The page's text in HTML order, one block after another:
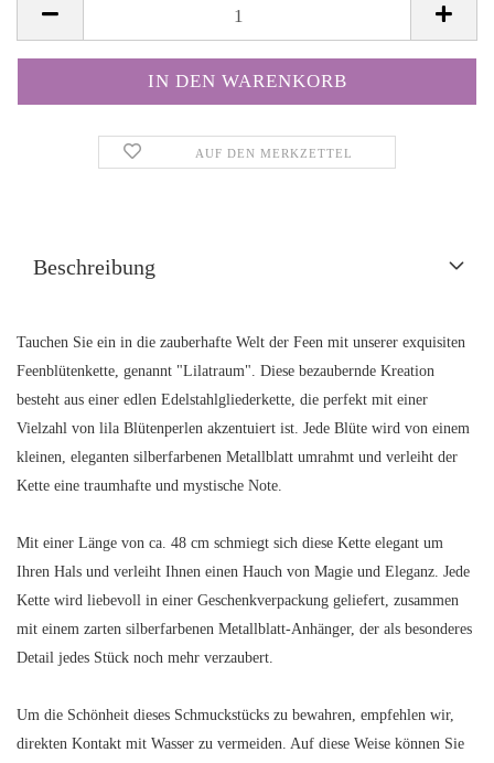
AUF DEN MERKZETTEL
Beschreibung
Tauchen Sie ein in die zauberhafte Welt der Feen mit unserer exquisiten
Feenblütenkette, genannt "Lilatraum". Diese bezaubernde Kreation
besteht aus einer edlen Edelstahlgliederkette, die perfekt mit einer
Vielzahl von lila Blütenperlen akzentuiert ist. Jede Blüte wird von einem
kleinen, eleganten silberfarbenen Metallblatt umrahmt und verleiht der
Kette eine traumhafte und mystische Note.
Mit einer Länge von ca. 48 cm schmiegt sich diese Kette elegant um
Ihren Hals und verleiht Ihnen einen Hauch von Magie und Eleganz. Jede
Kette wird liebevoll in einer Geschenkverpackung geliefert, zusammen
mit einem zarten silberfarbenen Metallblatt-Anhänger, der als besonderes
Detail jedes Stück noch mehr verzaubert.
Um die Schönheit dieses Schmuckstücks zu bewahren, empfehlen wir,
direkten Kontakt mit Wasser zu vermeiden. Auf diese Weise können Sie